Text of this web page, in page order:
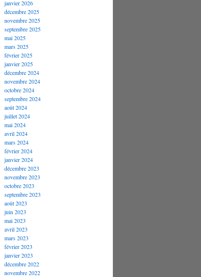
janvier 2026
décembre 2025
novembre 2025
septembre 2025
mai 2025
mars 2025
février 2025
janvier 2025
décembre 2024
novembre 2024
octobre 2024
septembre 2024
août 2024
juillet 2024
mai 2024
avril 2024
mars 2024
février 2024
janvier 2024
décembre 2023
novembre 2023
octobre 2023
septembre 2023
août 2023
juin 2023
mai 2023
avril 2023
mars 2023
février 2023
janvier 2023
décembre 2022
novembre 2022